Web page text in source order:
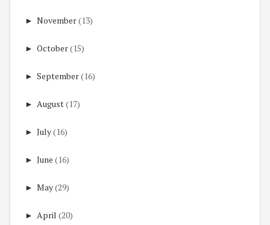
► November(13)
► October(15)
► September(16)
► August(17)
► July(16)
► June (16)
► May(29)
► April (20)